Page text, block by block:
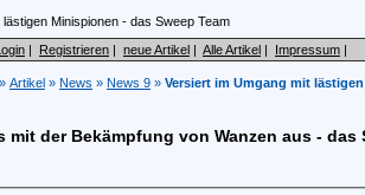
| Registrieren | neue Artikel | Alle Artikel | Impressum |
» Artikel » News » News 9 » Versiert im Umgang mit
der Bekämpfung von Wanzen aus - das